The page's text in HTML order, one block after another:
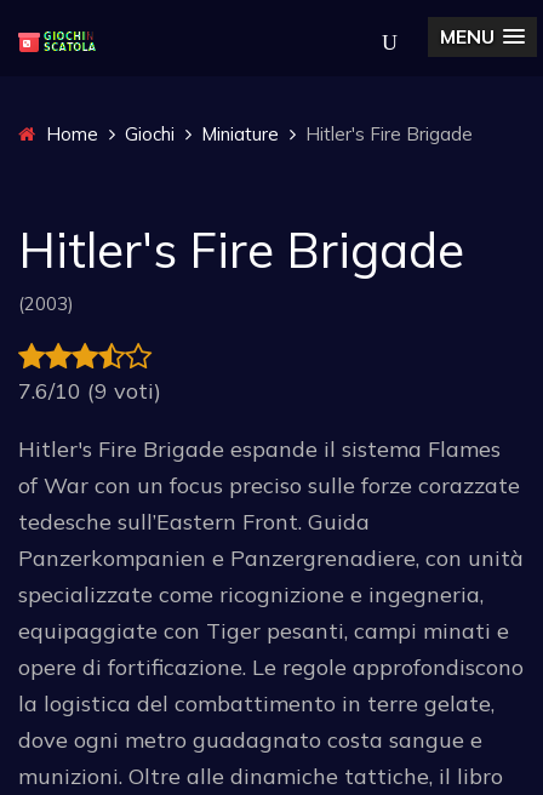
MENU
Home Giochi Miniature Hitler's Fire Brigade
Hitler's Fire Brigade
(2003)
7.6/10 (9 voti)
Hitler's Fire Brigade espande il sistema Flames
of War con un focus preciso sulle forze corazzate
tedesche sull’Eastern Front. Guida
Panzerkompanien e Panzergrenadiere, con unità
specializzate come ricognizione e ingegneria,
equipaggiate con Tiger pesanti, campi minati e
opere di fortificazione. Le regole approfondiscono
la logistica del combattimento in terre gelate,
dove ogni metro guadagnato costa sangue e
munizioni. Oltre alle dinamiche tattiche, il libro